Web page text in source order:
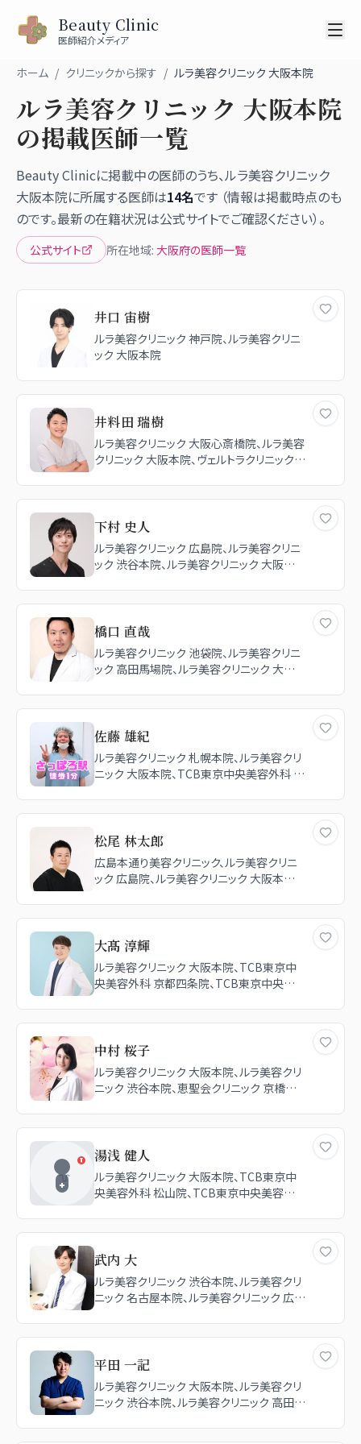
Beauty Clinic
医師紹介メディア
ホーム / クリニックから探す / ルラ美容クリニック 大阪本院
ルラ美容クリニック 大阪本院
の掲載医師一覧
Beauty Clinicに掲載中の医師のうち、ルラ美容クリニック
大阪本院に所属する医師は14名です （情報は掲載時点のも
のです。最新の在籍状況は公式サイトでご確認ください）。
公式サイト 所在地域: 大阪府の医師一覧
井口 宙樹
ルラ美容クリニック 神戸院、ルラ美容クリニ
ック 大阪本院
井料田 瑞樹
ルラ美容クリニック 大阪心斎橋院、ルラ美容
クリニック 大阪本院、ヴェルトラクリニック
下村 史人
ルラ美容クリニック 広島院、ルラ美容クリニ
ック 渋谷本院、ルラ美容クリニック 大阪本
橋口 直哉
ルラ美容クリニック 池袋院、ルラ美容クリニ
ック 高田馬場院、ルラ美容クリニック 大阪
佐藤 雄紀
ルラ美容クリニック 札幌本院、ルラ美容クリ
ニック 大阪本院、TCB東京中央美容外科 札
松尾 林太郎
広島本通り美容クリニック、ルラ美容クリニ
ック 広島院、ルラ美容クリニック 大阪本院、
大髙 淳輝
ルラ美容クリニック 大阪本院、TCB東京中
央美容外科 京都四条院、TCB東京中央美
中村 桜子
ルラ美容クリニック 大阪本院、ルラ美容クリ
ニック 渋谷本院、恵聖会クリニック 京橋院、
湯浅 健人
ルラ美容クリニック 大阪本院、TCB東京中
央美容外科 松山院、TCB東京中央美容外
武内 大
ルラ美容クリニック 渋谷本院、ルラ美容クリ
ニック 名古屋本院、ルラ美容クリニック 広島
ラ美容クリニック 静岡院、ルラ美容クリニッ
ク 大宮院 / ルラスキンクリニック 大宮院、ル
ラ美容クリニック 新宿院、品川スキンクリニ
ック 新潟院、品川美容外科 横浜院（※品川
スキンクリニック提携）
平田 一記
ルラ美容クリニック 大阪本院、ルラ美容クリ
ニック 渋谷本院、ルラ美容クリニック 高田馬